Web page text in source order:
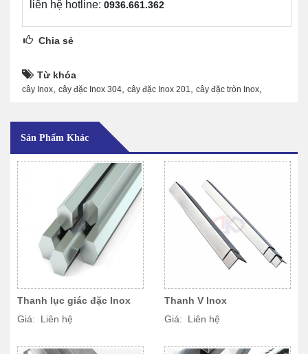
liên hệ hotline: 0936.661.362
Chia sẻ
Từ khóa
cây Inox cây đặc Inox 304 cây đặc Inox 201 cây đặc tròn Inox
Sản Phẩm Khác
Thanh lục giác đặc Inox
Giá: Liên hệ
Thanh V Inox
Giá: Liên hệ